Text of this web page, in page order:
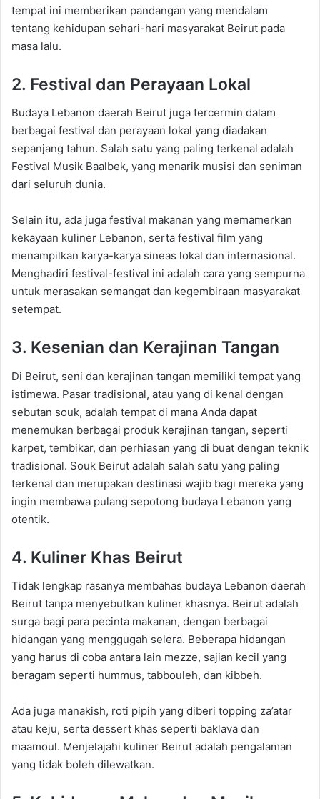
tempat ini memberikan pandangan yang mendalam
tentang kehidupan sehari-hari masyarakat Beirut pada
masa lalu.
2. Festival dan Perayaan Lokal
Budaya Lebanon daerah Beirut juga tercermin dalam
berbagai festival dan perayaan lokal yang diadakan
sepanjang tahun. Salah satu yang paling terkenal adalah
Festival Musik Baalbek, yang menarik musisi dan seniman
dari seluruh dunia.
Selain itu, ada juga festival makanan yang memamerkan
kekayaan kuliner Lebanon, serta festival film yang
menampilkan karya-karya sineas lokal dan internasional.
Menghadiri festival-festival ini adalah cara yang sempurna
untuk merasakan semangat dan kegembiraan masyarakat
setempat.
3. Kesenian dan Kerajinan Tangan
Di Beirut, seni dan kerajinan tangan memiliki tempat yang
istimewa. Pasar tradisional, atau yang di kenal dengan
sebutan souk, adalah tempat di mana Anda dapat
menemukan berbagai produk kerajinan tangan, seperti
karpet, tembikar, dan perhiasan yang di buat dengan teknik
tradisional. Souk Beirut adalah salah satu yang paling
terkenal dan merupakan destinasi wajib bagi mereka yang
ingin membawa pulang sepotong budaya Lebanon yang
otentik.
4. Kuliner Khas Beirut
Tidak lengkap rasanya membahas budaya Lebanon daerah
Beirut tanpa menyebutkan kuliner khasnya. Beirut adalah
surga bagi para pecinta makanan, dengan berbagai
hidangan yang menggugah selera. Beberapa hidangan
yang harus di coba antara lain mezze, sajian kecil yang
beragam seperti hummus, tabbouleh, dan kibbeh.
Ada juga manakish, roti pipih yang diberi topping za’atar
atau keju, serta dessert khas seperti baklava dan
maamoul. Menjelajahi kuliner Beirut adalah pengalaman
yang tidak boleh dilewatkan.